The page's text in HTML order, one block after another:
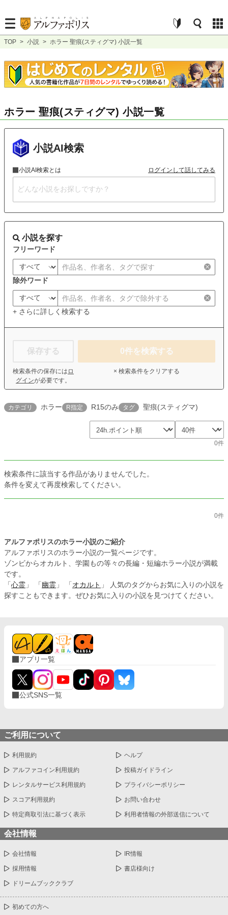
TOP > 小説 > ホラー 聖痕(スティグマ) 小説一覧
ホラー 聖痕(スティグマ) 小説一覧
小説AI検索
小説AI検索とは ログインして話してみる
小説を探す
フリーワード
除外ワード
+ さらに詳しく検索する
保存する
検索条件の保存には ロ
グインが必要です。
0件を検索する
× 検索条件をクリアする
カテゴリ ホラー R指定 R15のみ タグ 聖痕(スティグマ)
0件
検索条件に該当する作品がありませんでした。
条件を変えて再度検索してください。
0件
アルファポリスのホラー小説のご紹介
アルファポリスのホラー小説の一覧ページです。
ゾンビからオカルト、学園もの等々の長編・短編ホラー小説が満載
です。
「 心霊 」 「 幽霊 」 「 オカルト 」 人気のタグからお気に入りの小説を
探すこともできます。ぜひお気に入りの小説を見つけてください。
アプリ一覧
公式SNS一覧
ご利用について
利用規約 ヘルプ
アルファコイン利用規約 投稿ガイドライン
レンタルサービス利用規約 プライバシーポリシー
スコア利用規約 お問い合わせ
特定商取引法に基づく表示 利用者情報の外部送信について
会社情報
会社情報 IR情報
採用情報 書店様向け
ドリームブッククラブ
初めての方へ